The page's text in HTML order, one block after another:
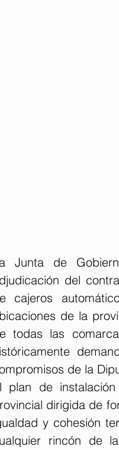
Junta de
del
cajeros
de la
todas las
de la
plan de
dirigida de
y cohesión
rincón de